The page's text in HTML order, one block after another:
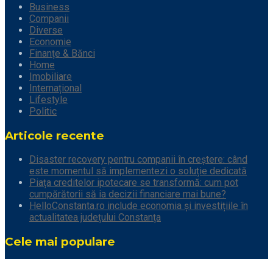
Business
Companii
Diverse
Economie
Finanțe & Bănci
Home
Imobiliare
Internațional
Lifestyle
Politic
Articole recente
Disaster recovery pentru companii în creștere: când
este momentul să implementezi o soluție dedicată
Piața creditelor ipotecare se transformă: cum pot
cumpărătorii să ia decizii financiare mai bune?
HelloConstanta.ro include economia și investițiile în
actualitatea județului Constanța
Cele mai populare